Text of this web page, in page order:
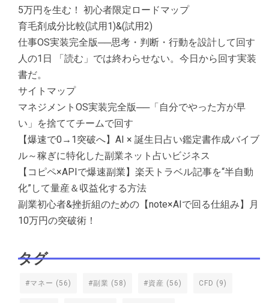
5万円を生む！ 初心者限定ロードマップ
育毛剤成分比較(試用1)&(試用2)
仕事OS実装完全版──思考・判断・行動を設計して回す
人の1日 「読む」では終わらせない。今日から回す実装
書だ。
サイトマップ
マネジメントOS実装完全版──「自分でやった方が早
い」を捨ててチームで回す
【爆速で0→1突破へ】AI × 誕生日占い鑑定書作成バイブ
ル～稼ぎに特化した副業ネット占いビジネス
【コピペ×APIで爆速副業】楽天トラベル記事を“半自動
化”して量産＆収益化する方法
副業初心者&挫折組のための【note×AIで回る仕組み】月
10万円の突破術！
タグ
#マネー (56) #副業 (58) #資産 (56) CFD (9)